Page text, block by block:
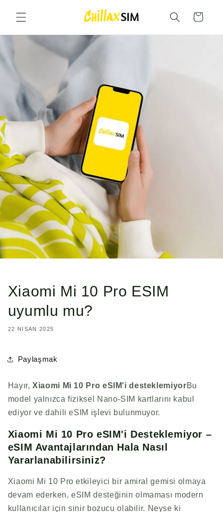
atla
Sepet
Xiaomi Mi 10 Pro ESIM
uyumlu mu?
22 NISAN 2025
Paylaşmak
Hayır, Xiaomi Mi 10 Pro eSIM'i desteklemiyorBu
model yalnızca fiziksel Nano-SIM kartlarını kabul
ediyor ve dahili eSIM işlevi bulunmuyor.
Xiaomi Mi 10 Pro eSIM'i Desteklemiyor –
eSIM Avantajlarından Hala Nasıl
Yararlanabilirsiniz?
Xiaomi Mi 10 Pro etkileyici bir amiral gemisi olmaya
devam ederken, eSIM desteğinin olmaması modern
kullanıcılar için sinir bozucu olabilir. Neyse ki